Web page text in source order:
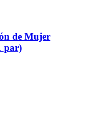
de Mujer
par)